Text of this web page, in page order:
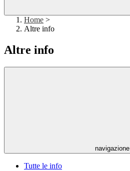
Home >
Altre info
Altre info
navigazione
Tutte le info